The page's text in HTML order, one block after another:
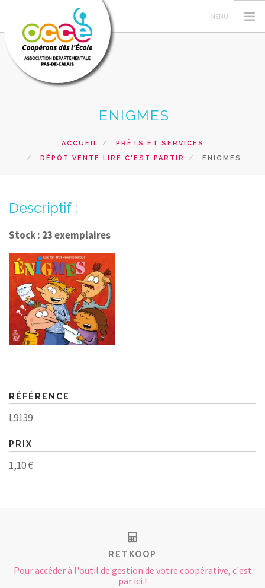
GERER SA COOPERATIVE
NOS ACTIONS PEDAGOGIQUES
RESSOURCES ET SERVICES
RECHERCHER
CONTACT
ENIGMES
ACCUEIL
PRÊTS ET SERVICES
DÉPÔT VENTE LIRE C'EST PARTIR
ENIGMES
Descriptif :
Stock : 23 exemplaires
RÉFÉRENCE
L9139
PRIX
1,10 €
RETKOOP
Pour accéder à l'outil de gestion de votre coopérative, c'est
par ici !